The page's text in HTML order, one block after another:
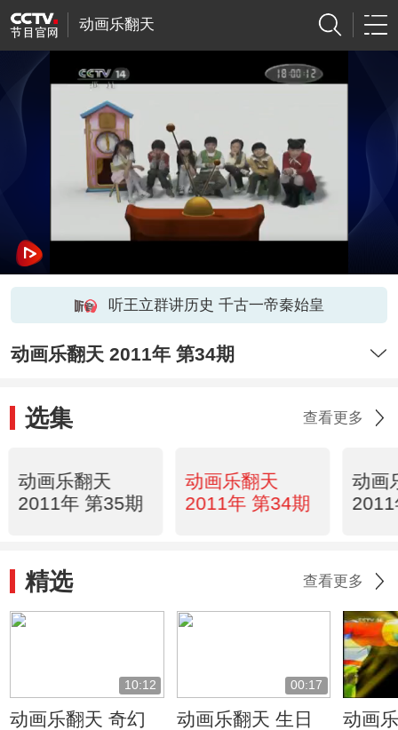
动画乐翻天
听王立群讲历史 千古一帝秦始皇
动画乐翻天 2011年 第34期
选集 查看更多
动画乐翻天
2011年 第35期
动画乐翻天
2011年 第34期
动画
精选 查看更多
10:12
动画乐翻天 奇幻
00:17
动画乐翻天 生日
动画